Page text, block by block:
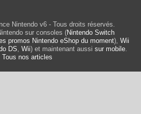
Nintendo v6 - Tous droits réservés.
sur consoles (Nintendo Switch
promos Nintendo eShop du moment), Wii
DS, Wii) et maintenant aussi sur mobile.
Tous nos articles